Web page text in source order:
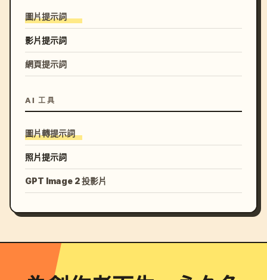
圖片提示詞
影片提示詞
網頁提示詞
AI 工具
圖片轉提示詞
照片提示詞
GPT Image 2 投影片